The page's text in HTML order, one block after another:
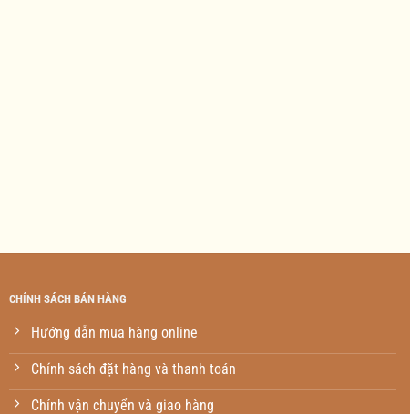
CHÍNH SÁCH BÁN HÀNG
Hướng dẫn mua hàng online
Chính sách đặt hàng và thanh toán
Chính vận chuyển và giao hàng